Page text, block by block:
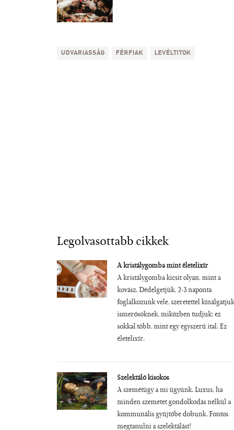
UDVARIASSÁG FÉRFIAK LEVÉLTITOK
Legolvasottabb cikkek
A kristálygomba mint életelixír
A kristálygomba kicsit olyan, mint a
kovász. Dédelgetjük, 2-3 naponta
foglalkozunk vele, szeretettel kínálgatjuk
ismerősöknek, miközben tudjuk: ez
sokkal több, mint egy egyszerű ital. Ez
életelixír.
Szelektáló kisokos
A szemétügy a mi ügyünk. Luxus, ha
minden szemetet gondolkodás nélkül a
kommunális gyűjtőbe dobunk. Fontos
megtanulni a szelektálást!